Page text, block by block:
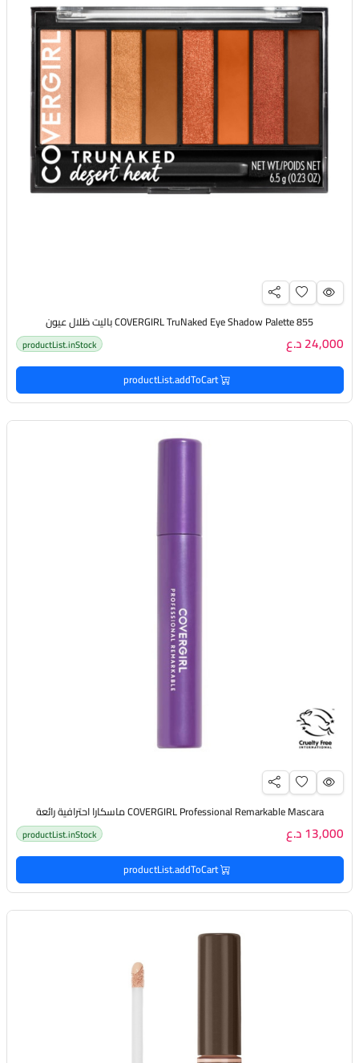
COVERGIRL TruNaked Eye Shadow Palette 855 باليت ظلال عيون
24,000 د.ع productList.inStock
productList.addToCart
COVERGIRL Professional Remarkable Mascara ماسكارا احترافية رائعة
13,000 د.ع productList.inStock
productList.addToCart